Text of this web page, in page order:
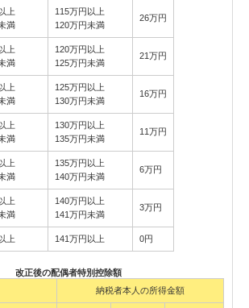
上
満
115万円以上
120万円未満
26万円
上
満
120万円以上
125万円未満
21万円
上
満
125万円以上
130万円未満
16万円
上
満
130万円以上
135万円未満
11万円
上
満
135万円以上
140万円未満
6万円
上
満
140万円以上
141万円未満
3万円
上 141万円以上 0円
改正後の配偶者特別控除額
納税者本人の所得金額